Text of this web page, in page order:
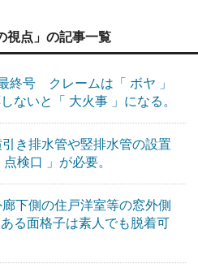
視点」の記事一覧
号 クレームは「 ボヤ 」
ないと「 大火事 」になる。
き排水管や竪排水管の設置
検口 」が必要。
下側の住戸洋室等の窓外側
る面格子は素人でも脱着可